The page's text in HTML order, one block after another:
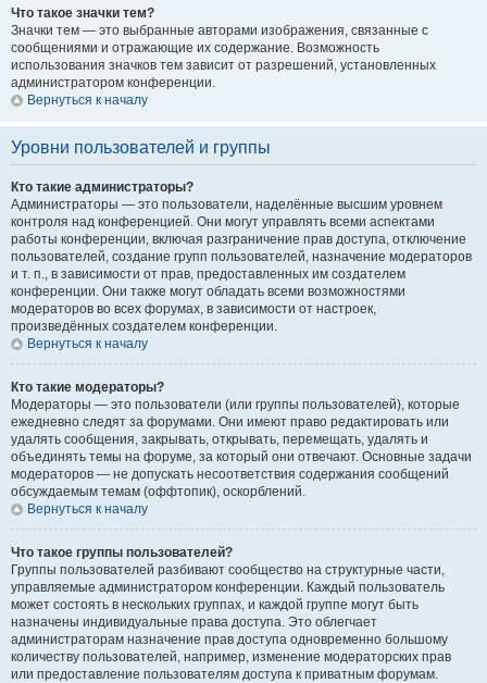
Что такое значки тем?
Значки тем — это выбранные авторами изображения, связанные с
сообщениями и отражающие их содержание. Возможность
использования значков тем зависит от разрешений, установленных
администратором конференции.
Вернуться к началу
Уровни пользователей и группы
Кто такие администраторы?
Администраторы — это пользователи, наделённые высшим уровнем
контроля над конференцией. Они могут управлять всеми аспектами
работы конференции, включая разграничение прав доступа, отключение
пользователей, создание групп пользователей, назначение модераторов
и т. п., в зависимости от прав, предоставленных им создателем
конференции. Они также могут обладать всеми возможностями
модераторов во всех форумах, в зависимости от настроек,
произведённых создателем конференции.
Вернуться к началу
Кто такие модераторы?
Модераторы — это пользователи (или группы пользователей), которые
ежедневно следят за форумами. Они имеют право редактировать или
удалять сообщения, закрывать, открывать, перемещать, удалять и
объединять темы на форуме, за который они отвечают. Основные задачи
модераторов — не допускать несоответствия содержания сообщений
обсуждаемым темам (оффтопик), оскорблений.
Вернуться к началу
Что такое группы пользователей?
Группы пользователей разбивают сообщество на структурные части,
управляемые администратором конференции. Каждый пользователь
может состоять в нескольких группах, и каждой группе могут быть
назначены индивидуальные права доступа. Это облегчает
администраторам назначение прав доступа одновременно большому
количеству пользователей, например, изменение модераторских прав
или предоставление пользователям доступа к приватным форумам.